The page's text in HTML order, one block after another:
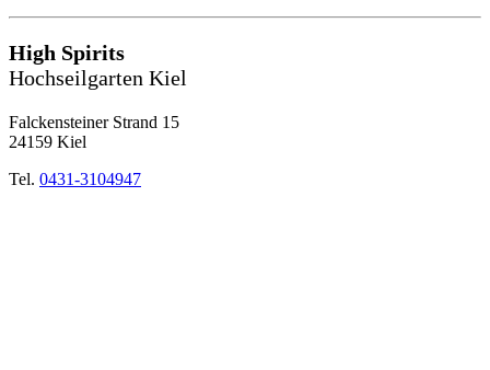
High Spirits
Hochseilgarten Kiel
Falckensteiner Strand 15
24159 Kiel
Tel. 0431-3104947